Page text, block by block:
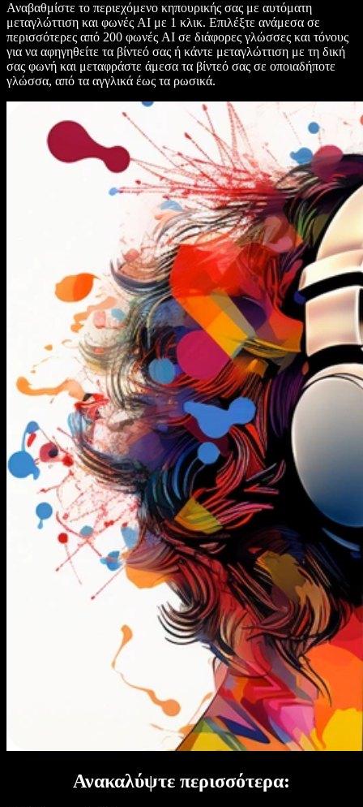
Αναβαθμίστε το περιεχόμενο κηπουρικής σας με αυτόματη
μεταγλώττιση και φωνές AI με 1 κλικ. Επιλέξτε ανάμεσα σε
περισσότερες από 200 φωνές AI σε διάφορες γλώσσες και τόνους
για να αφηγηθείτε τα βίντεό σας ή κάντε μεταγλώττιση με τη δική
σας φωνή και μεταφράστε άμεσα τα βίντεό σας σε οποιαδήποτε
γλώσσα, από τα αγγλικά έως τα ρωσικά.
Ανακαλύψτε περισσότερα: